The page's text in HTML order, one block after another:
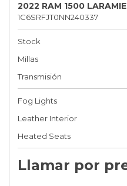
2022 RAM 1500
1C6SRFJT0NN240337
Stock
Millas
Transmisión
Fog Lights
Leather Interior
Heated Seats
Llamar por